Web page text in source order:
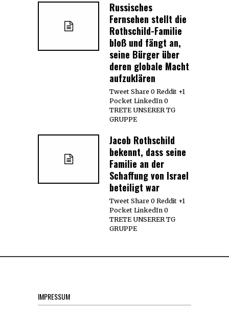
Russisches
Fernsehen stellt die
Rothschild-Familie
bloß und fängt an,
seine Bürger über
deren globale Macht
aufzuklären
Tweet Share 0 Reddit +1
Pocket LinkedIn 0
TRETE UNSERER TG
GRUPPE
Jacob Rothschild
bekennt, dass seine
Familie an der
Schaffung von Israel
beteiligt war
Tweet Share 0 Reddit +1
Pocket LinkedIn 0
TRETE UNSERER TG
GRUPPE
IMPRESSUM